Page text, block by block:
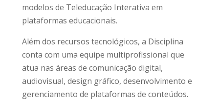
modelos de Teleducação Interativa em
plataformas educacionais.
Além dos recursos tecnológicos, a Disciplina
conta com uma equipe multiprofissional que
atua nas áreas de comunicação digital,
audiovisual, design gráfico, desenvolvimento e
gerenciamento de plataformas de conteúdos.